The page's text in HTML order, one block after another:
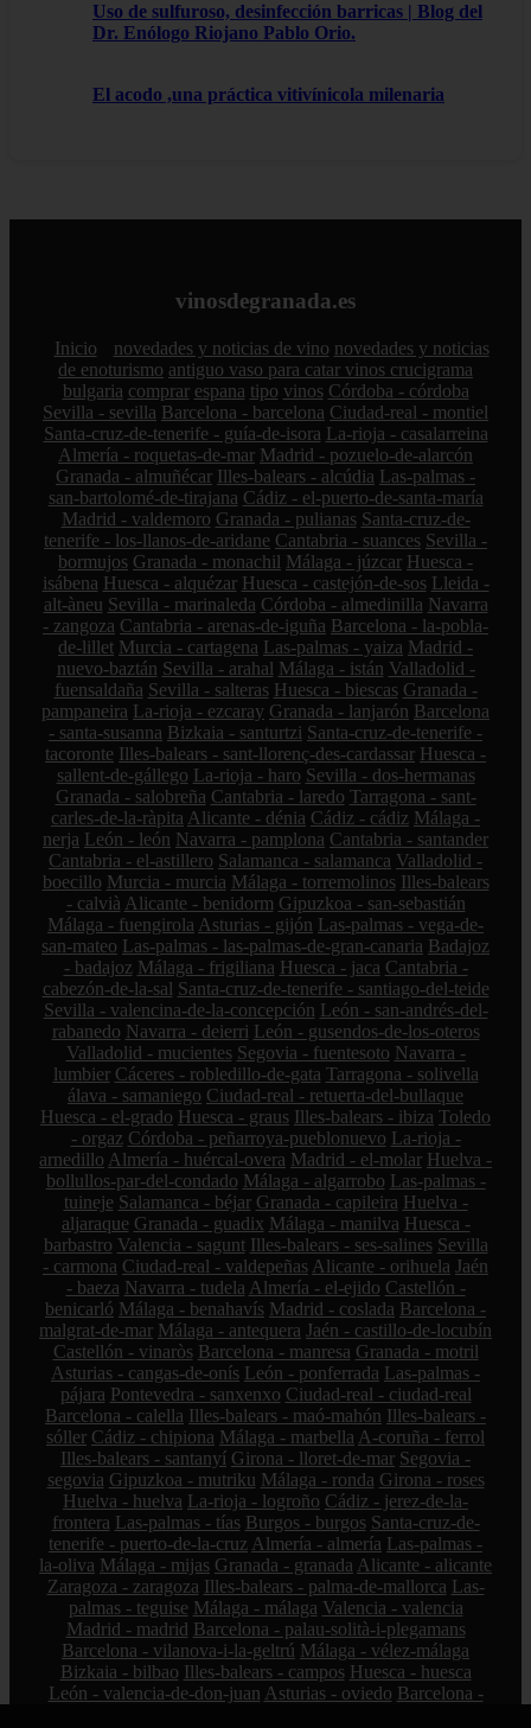
Uso de sulfuroso, desinfección barricas | Blog del
Dr. Enólogo Riojano Pablo Orio.
El acodo ,una práctica vitivínicola milenaria
vinosdegranada.es
Inicio novedades y noticias de vino novedades y noticias
de enoturismo antiguo vaso para catar vinos crucigrama
bulgaria comprar espana tipo vinos Córdoba - córdoba
Sevilla - sevilla Barcelona - barcelona Ciudad-real - montiel
Santa-cruz-de-tenerife - guía-de-isora La-rioja - casalarreina
Almería - roquetas-de-mar Madrid - pozuelo-de-alarcón
Granada - almuñécar Illes-balears - alcúdia Las-palmas -
san-bartolomé-de-tirajana Cádiz - el-puerto-de-santa-maría
Madrid - valdemoro Granada - pulianas Santa-cruz-de-
tenerife - los-llanos-de-aridane Cantabria - suances Sevilla -
bormujos Granada - monachil Málaga - júzcar Huesca -
isábena Huesca - alquézar Huesca - castejón-de-sos Lleida -
alt-àneu Sevilla - marinaleda Córdoba - almedinilla Navarra
- zangoza Cantabria - arenas-de-iguña Barcelona - la-pobla-
de-lillet Murcia - cartagena Las-palmas - yaiza Madrid -
nuevo-baztán Sevilla - arahal Málaga - istán Valladolid -
fuensaldaña Sevilla - salteras Huesca - biescas Granada -
pampaneira La-rioja - ezcaray Granada - lanjarón Barcelona
- santa-susanna Bizkaia - santurtzi Santa-cruz-de-tenerife -
tacoronte Illes-balears - sant-llorenç-des-cardassar Huesca -
sallent-de-gállego La-rioja - haro Sevilla - dos-hermanas
Granada - salobreña Cantabria - laredo Tarragona - sant-
carles-de-la-ràpita Alicante - dénia Cádiz - cádiz Málaga -
nerja León - león Navarra - pamplona Cantabria - santander
Cantabria - el-astillero Salamanca - salamanca Valladolid -
boecillo Murcia - murcia Málaga - torremolinos Illes-balears
- calvià Alicante - benidorm Gipuzkoa - san-sebastián
Málaga - fuengirola Asturias - gijón Las-palmas - vega-de-
san-mateo Las-palmas - las-palmas-de-gran-canaria Badajoz
- badajoz Málaga - frigiliana Huesca - jaca Cantabria -
cabezón-de-la-sal Santa-cruz-de-tenerife - santiago-del-teide
Sevilla - valencina-de-la-concepción León - san-andrés-del-
rabanedo Navarra - deierri León - gusendos-de-los-oteros
Valladolid - mucientes Segovia - fuentesoto Navarra -
lumbier Cáceres - robledillo-de-gata Tarragona - solivella
álava - samaniego Ciudad-real - retuerta-del-bullaque
Huesca - el-grado Huesca - graus Illes-balears - ibiza Toledo
- orgaz Córdoba - peñarroya-pueblonuevo La-rioja -
arnedillo Almería - huércal-overa Madrid - el-molar Huelva -
bollullos-par-del-condado Málaga - algarrobo Las-palmas -
tuineje Salamanca - béjar Granada - capileira Huelva -
aljaraque Granada - guadix Málaga - manilva Huesca -
barbastro Valencia - sagunt Illes-balears - ses-salines Sevilla
- carmona Ciudad-real - valdepeñas Alicante - orihuela Jaén
- baeza Navarra - tudela Almería - el-ejido Castellón -
benicarló Málaga - benahavís Madrid - coslada Barcelona -
malgrat-de-mar Málaga - antequera Jaén - castillo-de-locubín
Castellón - vinaròs Barcelona - manresa Granada - motril
Asturias - cangas-de-onís León - ponferrada Las-palmas -
pájara Pontevedra - sanxenxo Ciudad-real - ciudad-real
Barcelona - calella Illes-balears - maó-mahón Illes-balears -
sóller Cádiz - chipiona Málaga - marbella A-coruña - ferrol
Illes-balears - santanyí Girona - lloret-de-mar Segovia -
segovia Gipuzkoa - mutriku Málaga - ronda Girona - roses
Huelva - huelva La-rioja - logroño Cádiz - jerez-de-la-
frontera Las-palmas - tías Burgos - burgos Santa-cruz-de-
tenerife - puerto-de-la-cruz Almería - almería Las-palmas -
la-oliva Málaga - mijas Granada - granada Alicante - alicante
Zaragoza - zaragoza Illes-balears - palma-de-mallorca Las-
palmas - teguise Málaga - málaga Valencia - valencia
Madrid - madrid Barcelona - palau-solità-i-plegamans
Barcelona - vilanova-i-la-geltrú Málaga - vélez-málaga
Bizkaia - bilbao Illes-balears - campos Huesca - huesca
León - valencia-de-don-juan Asturias - oviedo Barcelona -